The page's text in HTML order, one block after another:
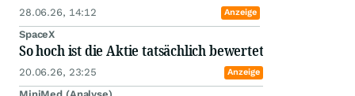
28.06.26, 14:12 Anzeige
SpaceX
So hoch ist die Aktie tatsächlich bewertet
20.06.26, 23:25 Anzeige